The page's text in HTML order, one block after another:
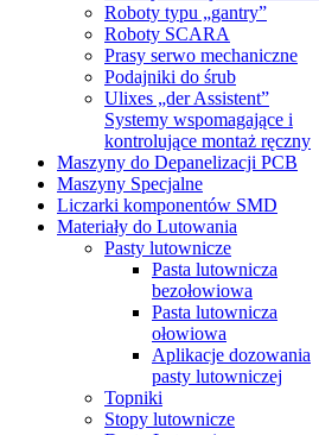
Roboty typu „gantry”
Roboty SCARA
Prasy serwo mechaniczne
Podajniki do śrub
Ulixes „der Assistent”
Systemy wspomagające i
kontrolujące montaż ręczny
Maszyny do Depanelizacji PCB
Maszyny Specjalne
Liczarki komponentów SMD
Materiały do Lutowania
Pasty lutownicze
Pasta lutownicza
bezołowiowa
Pasta lutownicza
ołowiowa
Aplikacje dozowania
pasty lutowniczej
Topniki
Stopy lutownicze